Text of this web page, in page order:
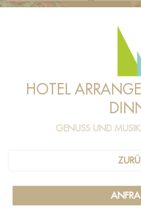
HOTEL
GENUSS UND